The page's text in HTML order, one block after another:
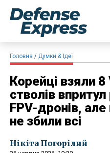
Головна Думки & Ідеї
Корейці взяли
стволів
FPV-дронів, але
не збили всі
Нікіта Погорілий